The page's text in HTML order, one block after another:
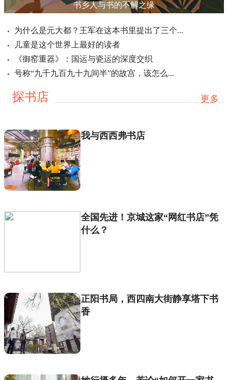
书乡人与书的不解之缘
为什么是元大都？王军在这本书里提出了三个...
儿童是这个世界上最好的读者
《御窑重器》：国运与瓷运的深度交织
号称“九千九百九十九间半”的故宫，该怎么...
探书店 更多
我与西西弗书店
全国先进！京城这家“网红书店”凭
什么？
正阳书局，西四南大街静享塔下书
香